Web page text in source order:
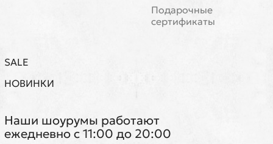
Подарочные
сертификаты
SALE
НОВИНКИ
Наши шоурумы работают
ежедневно с 11:00 до 20:00